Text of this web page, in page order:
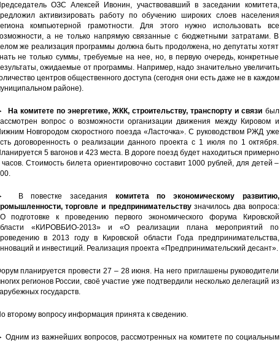
ОЗС Алексей Ивонин, участвовавший в заседании комитета,
активизировать работу по обучению широких слоев населения
компьютерной грамотности. Для этого нужно использовать все
а не только напрямую связанные с бюджетными затратами. В
же реализация программы должна быть продолжена, но депутаты хотят
не только суммы, требуемые на нее, но, в первую очередь, конкретные
ожидаемые от программы. Например, надо значительно увеличить
центров общественного доступа (сегодня они есть даже не в каждом
районе).
На комитете по энергетике, ЖКК, строительству, транспорту и связи был
вопрос о возможности организации движения между Кировом и
Новгородом скоростного поезда «Ласточка». С руководством РЖД уже
договоренность о реализации данного проекта с 1 июля по 1 октября.
5 вагонов и 423 места. В дороге поезд будет находиться примерно
часов. Стоимость билета ориентировочно составит 1000 рублей, для детей –
В повестке заседания комитета по экономическому развитию,
торговле и предпринимательствузначилось два вопроса:
подготовке к проведению первого экономического форума Кировской
«КИРОВБИО-2013» и «О реализации плана мероприятий по
в 2013 году в Кировской области Года предпринимательства,
и инвестиций. Реализация проекта «Предпринимательский десант».
планируется провести 27 – 28 июня. На него приглашены руководители
регионов России, своё участие уже подтвердили несколько делегаций из
государств.
второму вопросу информация принята к сведению.
Одним из важнейших вопросов, рассмотренных на комитете по социальным